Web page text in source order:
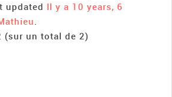
updated Il y a 10 years, 6
.
(sur un total de 2)